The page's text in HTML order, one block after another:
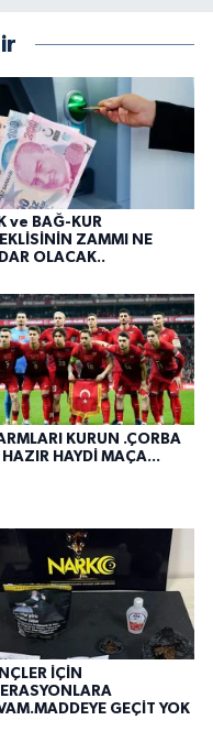
ve BAĞ-KUR
ZAMMI NE
OLACAK..
KURUN .ÇORBA
HAZIR HAYDİ MAÇA...
İÇİN
GEÇİT YOK